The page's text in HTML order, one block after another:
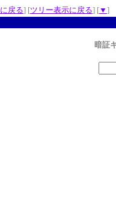
戻る] [ツリー表示に戻る] [▼ ]
暗証